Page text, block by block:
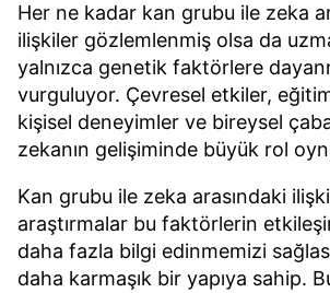
Her ne kadar kan grubu ile zeka
ilişkiler gözlemlenmiş olsa da
yalnızca genetik faktörlere
vurguluyor. Çevresel etkiler,
kişisel deneyimler ve bireysel
zekanın gelişiminde büyük rol
Kan grubu ile zeka arasındaki
araştırmalar bu faktörlerin
daha fazla bilgi edinmemizi
daha karmaşık bir yapıya sahip.